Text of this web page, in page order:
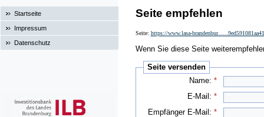
Startseite
Impressum
Datenschutz
Seite empfehlen
Seite: https://www.lasa-
Wenn Sie diese Seite
Seite versenden
Name:*
E-Mail:*
Empfänger E-Mail:*